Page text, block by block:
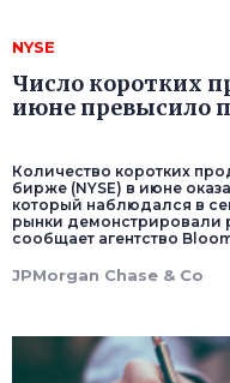
NYSE
Число коротких
июне превысило
Количество коротких
бирже (NYSE) в июне
который наблюдался в
рынки демонстрировали
сообщает агентство
JPMorgan Chase & Co